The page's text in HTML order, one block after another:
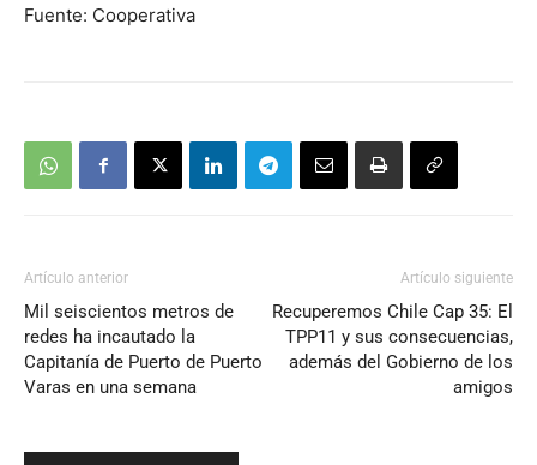
Fuente: Cooperativa
Artículo anterior
Mil seiscientos metros de
redes ha incautado la
Capitanía de Puerto de Puerto
Varas en una semana
Artículo siguiente
Recuperemos Chile Cap 35: El
TPP11 y sus consecuencias,
además del Gobierno de los
amigos